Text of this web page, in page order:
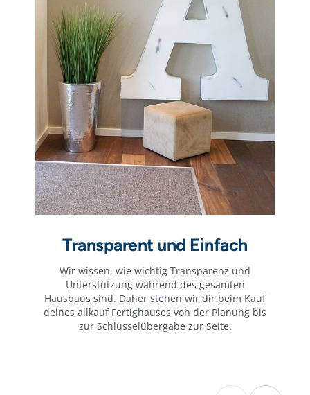
Transparent und Einfach
Wir wissen, wie wichtig Transparenz und
Unterstützung während des gesamten
Hausbaus sind. Daher stehen wir dir beim Kauf
deines allkauf Fertighauses von der Planung bis
zur Schlüsselübergabe zur Seite.